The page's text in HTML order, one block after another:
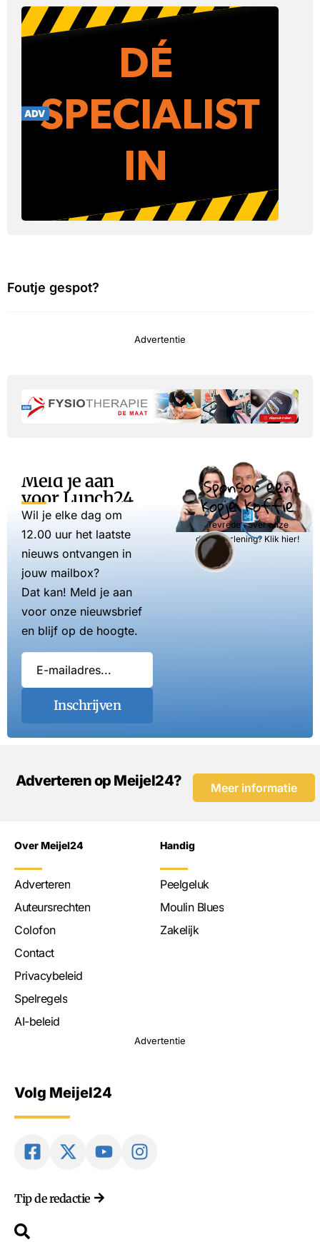
Foutje gespot?
Advertentie
Meld je aan
voor Lunch24
Wil je elke dag om
12.00 uur het laatste
nieuws ontvangen in
jouw mailbox?
Dat kan! Meld je aan
voor onze nieuwsbrief
en blijf op de hoogte.
Inschrijven
Sponsor een
kopje koffie
Tevreden over onze
dienstverlening? Klik hier!
Adverteren op Meijel24? Meer informatie
Over Meijel24
Adverteren
Auteursrechten
Colofon
Contact
Privacybeleid
Spelregels
AI-beleid
Handig
Peelgeluk
Moulin Blues
Zakelijk
Advertentie
Volg Meijel24
Tip de redactie